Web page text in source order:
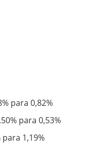
para 0,82%
para 0,53%
1,19%